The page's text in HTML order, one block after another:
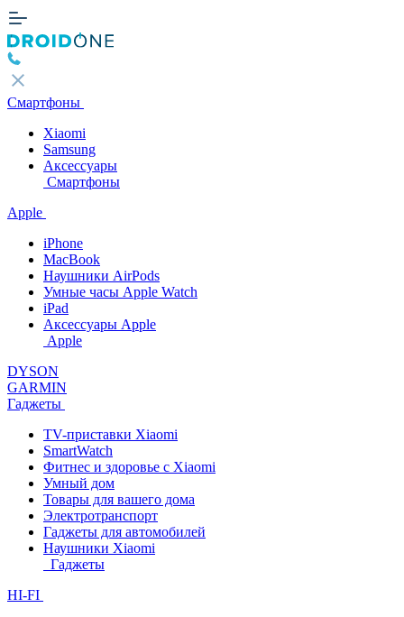
Смартфоны
Xiaomi
Samsung
Аксессуары
Смартфоны
Apple
iPhone
MacBook
Наушники AirPods
Умные часы Apple Watch
iPad
Аксессуары Apple
Apple
DYSON
GARMIN
Гаджеты
TV-приставки Xiaomi
SmartWatch
Фитнес и здоровье с Xiaomi
Умный дом
Товары для вашего дома
Электротранспорт
Гаджеты для автомобилей
Наушники Xiaomi
Гаджеты
HI-FI